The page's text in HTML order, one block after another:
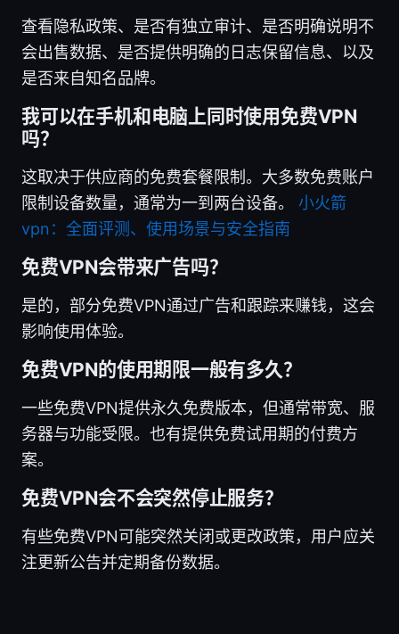
查看隐私政策、是否有独立审计、是否明确说明不
会出售数据、是否提供明确的日志保留信息、以及
是否来自知名品牌。
我可以在手机和电脑上同时使用免费VPN
吗？
这取决于供应商的免费套餐限制。大多数免费账户
限制设备数量，通常为一到两台设备。 小火箭
vpn：全面评测、使用场景与安全指南
免费VPN会带来广告吗？
是的，部分免费VPN通过广告和跟踪来赚钱，这会
影响使用体验。
免费VPN的使用期限一般有多久？
一些免费VPN提供永久免费版本，但通常带宽、服
务器与功能受限。也有提供免费试用期的付费方
案。
免费VPN会不会突然停止服务？
有些免费VPN可能突然关闭或更改政策，用户应关
注更新公告并定期备份数据。